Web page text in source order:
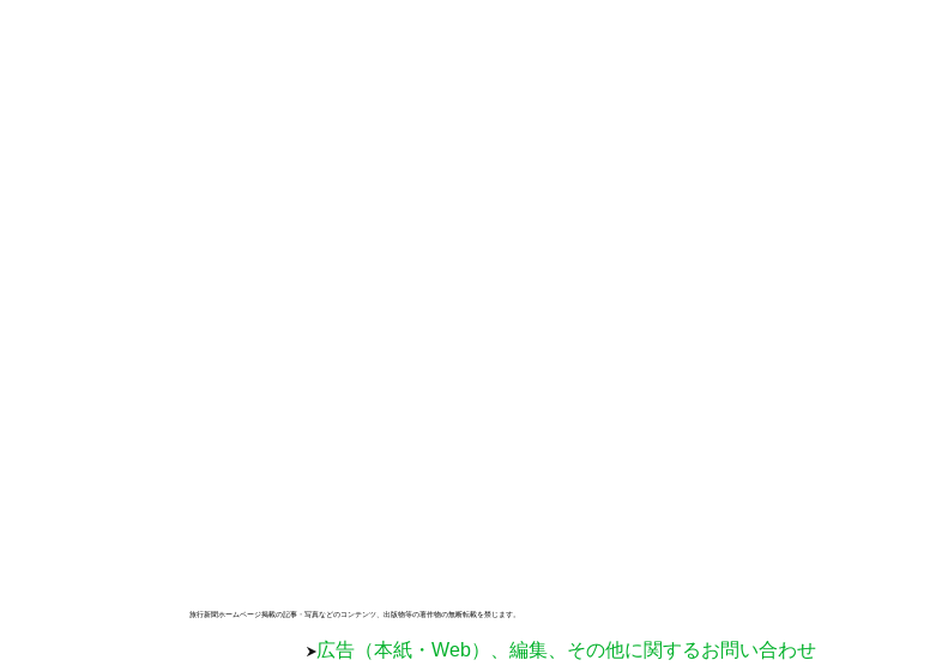
旅行新聞ホームページ掲載の記事・写真などのコンテンツ、出版物等の著作物の無断転載を禁じます。
広告（本紙・Web）、編集、その他に関するお問い合わせ